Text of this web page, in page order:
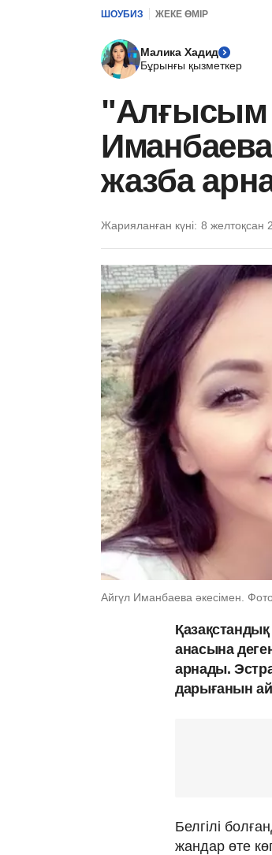
ШОУБИЗ ЖЕКЕ ӨМІР
Малика Хадид
Бұрынғы қызметкер
"Алғысым
жазба
Жарияланған күні: 8 желтоқсан
Айгүл Иманбаева әкесімен.
анасына
арнады.
дарығанын
Белгілі
жандар өте